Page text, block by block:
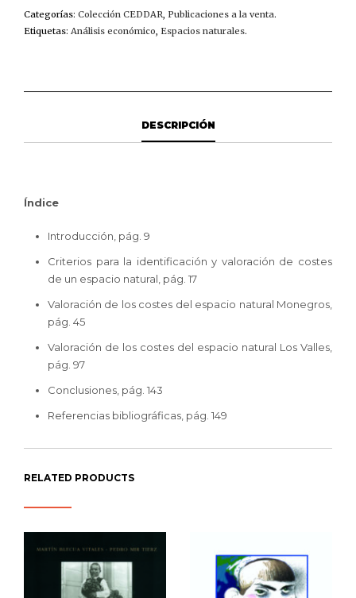
DE
LA
Categorías: Colección CEDDAR Publicaciones a la venta.
Etiquetas: Análisis económico Espacios naturales.
DESCRIPCIÓN
Índice
Introducción, pág. 9
Criterios para la identificación y valoración de costes
de un espacio natural, pág. 17
Valoración de los costes del espacio natural Monegros,
pág. 45
Valoración de los costes del espacio natural Los Valles,
pág. 97
Conclusiones, pág. 143
Referencias bibliográficas, pág. 149
RELATED PRODUCTS